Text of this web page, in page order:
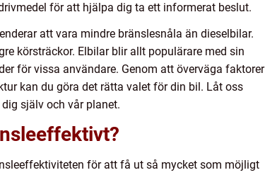
för att hjälpa dig ta ett informerat beslut.
att vara mindre bränslesnåla än dieselbilar.
körsträckor. Elbilar blir allt populärare med sin
för vissa användare. Genom att överväga faktorer
kan du göra det rätta valet för din bil. Låt oss
själv och vår planet.
för att få ut så mycket som möjligt